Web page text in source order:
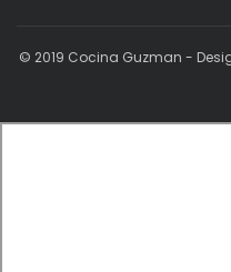
© 2019 Cocina Guzman -